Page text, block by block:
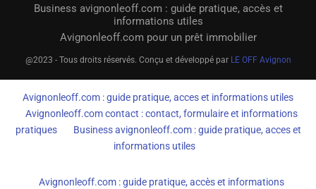
Business avignonleoff.com : guide pratique, accès et
informations utiles
Avignonleoff.com pour un prêt immobilier
@2023 - Tous droits réservés. Conçu et développé par LE OFF Avignon
Avignonleoff.com : guide pratique, acces et informations utiles
Avignonleoff.com contact : contact, formulaire et informations
pratiques
Business avignonleoff.com : guide pratique, acces et
informations utiles
Avignonleoff.com : guide pratique, accès et informations